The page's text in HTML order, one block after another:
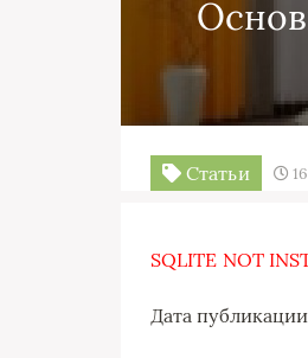
Статьи
SQLITE NOT
Дата